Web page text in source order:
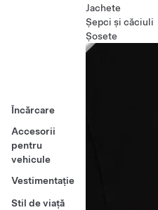
Încărcare
Accesorii
pentru
vehicule
Vestimentație
Stil de viață
Jachete
Șepci și căciuli
Șosete